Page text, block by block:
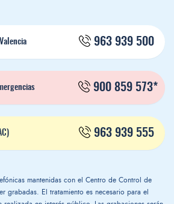
963 939 500
900 859 573*
963 939 555
mantenidas con el Centro de Control de
grabadas. El tratamiento es necesario para el